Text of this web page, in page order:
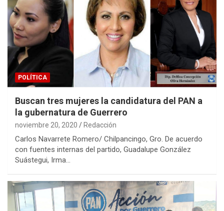
POLÍTICA
Buscan tres mujeres la candidatura del PAN a
la gubernatura de Guerrero
noviembre 20, 2020 Redacción
Carlos Navarrete Romero/ Chilpancingo, Gro. De acuerdo
con fuentes internas del partido, Guadalupe González
Suástegui, Irma…